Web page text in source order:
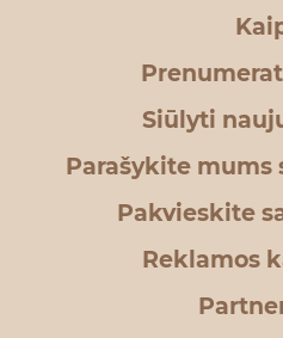
Siūlyti
Parašykite mums
Pakvieskite
Reklamos